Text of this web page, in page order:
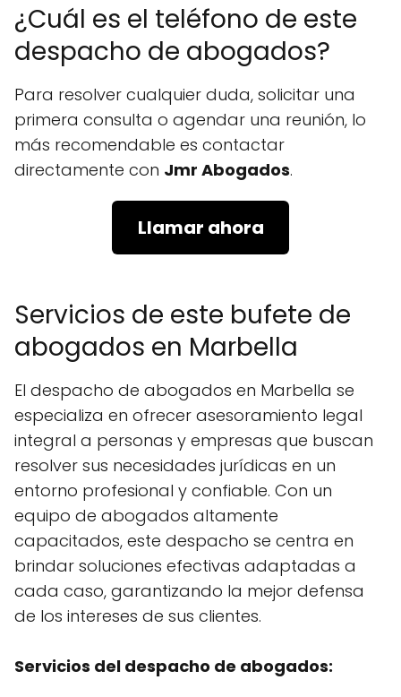
¿Cuál es el teléfono de este
despacho de abogados?
Para resolver cualquier duda, solicitar una
primera consulta o agendar una reunión, lo
más recomendable es contactar
directamente con Jmr Abogados.
Llamar ahora
Servicios de este bufete de
abogados en Marbella
El despacho de abogados en Marbella se
especializa en ofrecer asesoramiento legal
integral a personas y empresas que buscan
resolver sus necesidades jurídicas en un
entorno profesional y confiable. Con un
equipo de abogados altamente
capacitados, este despacho se centra en
brindar soluciones efectivas adaptadas a
cada caso, garantizando la mejor defensa
de los intereses de sus clientes.
Servicios del despacho de abogados: